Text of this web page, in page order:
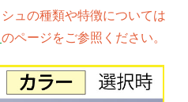
ュの種類や特徴については
のページをご参照ください。